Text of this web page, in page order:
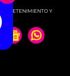
Y
Sexy?